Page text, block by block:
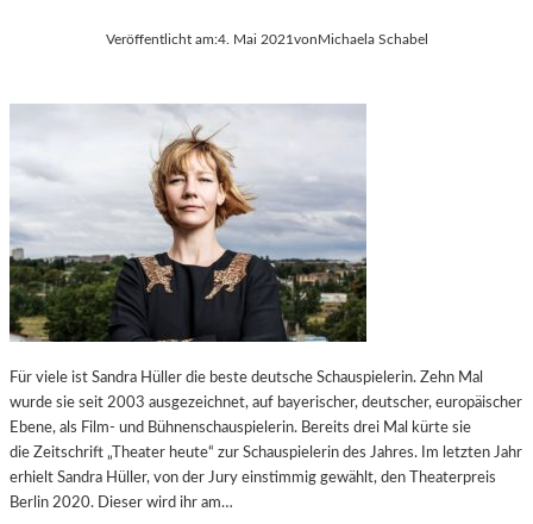
Veröffentlicht am:4. Mai 2021vonMichaela Schabel
Für viele ist Sandra Hüller die beste deutsche Schauspielerin. Zehn Mal
wurde sie seit 2003 ausgezeichnet, auf bayerischer, deutscher, europäischer
Ebene, als Film- und Bühnenschauspielerin. Bereits drei Mal kürte sie
die Zeitschrift „Theater heute“ zur Schauspielerin des Jahres. Im letzten Jahr
erhielt Sandra Hüller, von der Jury einstimmig gewählt, den Theaterpreis
Berlin 2020. Dieser wird ihr am…